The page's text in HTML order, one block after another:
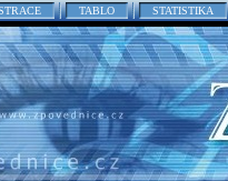
TABLO STATISTIKA